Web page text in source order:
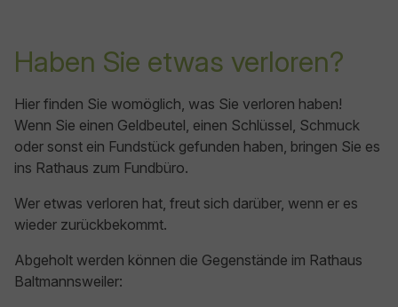
Haben Sie etwas verloren?
Hier finden Sie womöglich, was Sie verloren haben!
Wenn Sie einen Geldbeutel, einen Schlüssel, Schmuck
oder sonst ein Fundstück gefunden haben, bringen Sie es
ins Rathaus zum Fundbüro.
Wer etwas verloren hat, freut sich darüber, wenn er es
wieder zurückbekommt.
Abgeholt werden können die Gegenstände im Rathaus
Baltmannsweiler: